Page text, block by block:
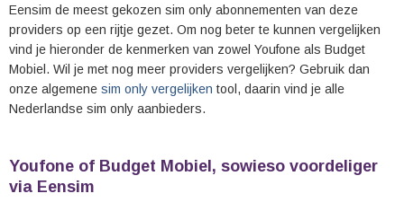
Eensim de meest gekozen sim only abonnementen van deze
providers op een rijtje gezet. Om nog beter te kunnen vergelijken
vind je hieronder de kenmerken van zowel Youfone als Budget
Mobiel. Wil je met nog meer providers vergelijken? Gebruik dan
onze algemene sim only vergelijken tool, daarin vind je alle
Nederlandse sim only aanbieders.
Youfone of Budget Mobiel, sowieso voordeliger
via Eensim